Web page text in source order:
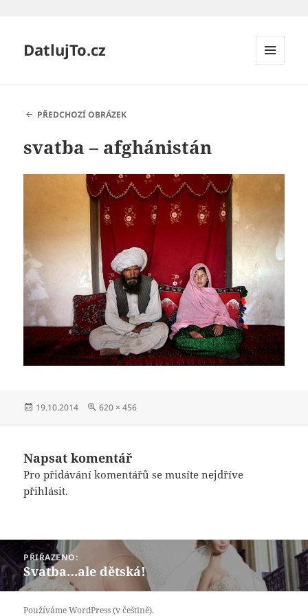
DatlujTo.cz
PŘEDCHOZÍ OBRÁZEK
svatba – afghánistán
Publikováno:
19.10.2014
Původní
620 × 456
Napsat komentář
Pro přidávání komentářů se musíte nejdříve
přihlásit.
Navigace
pro
příspěvek
PŘIŘAZENO:
Svatba…ale dětská!
Používáme WordPress (v češtině).